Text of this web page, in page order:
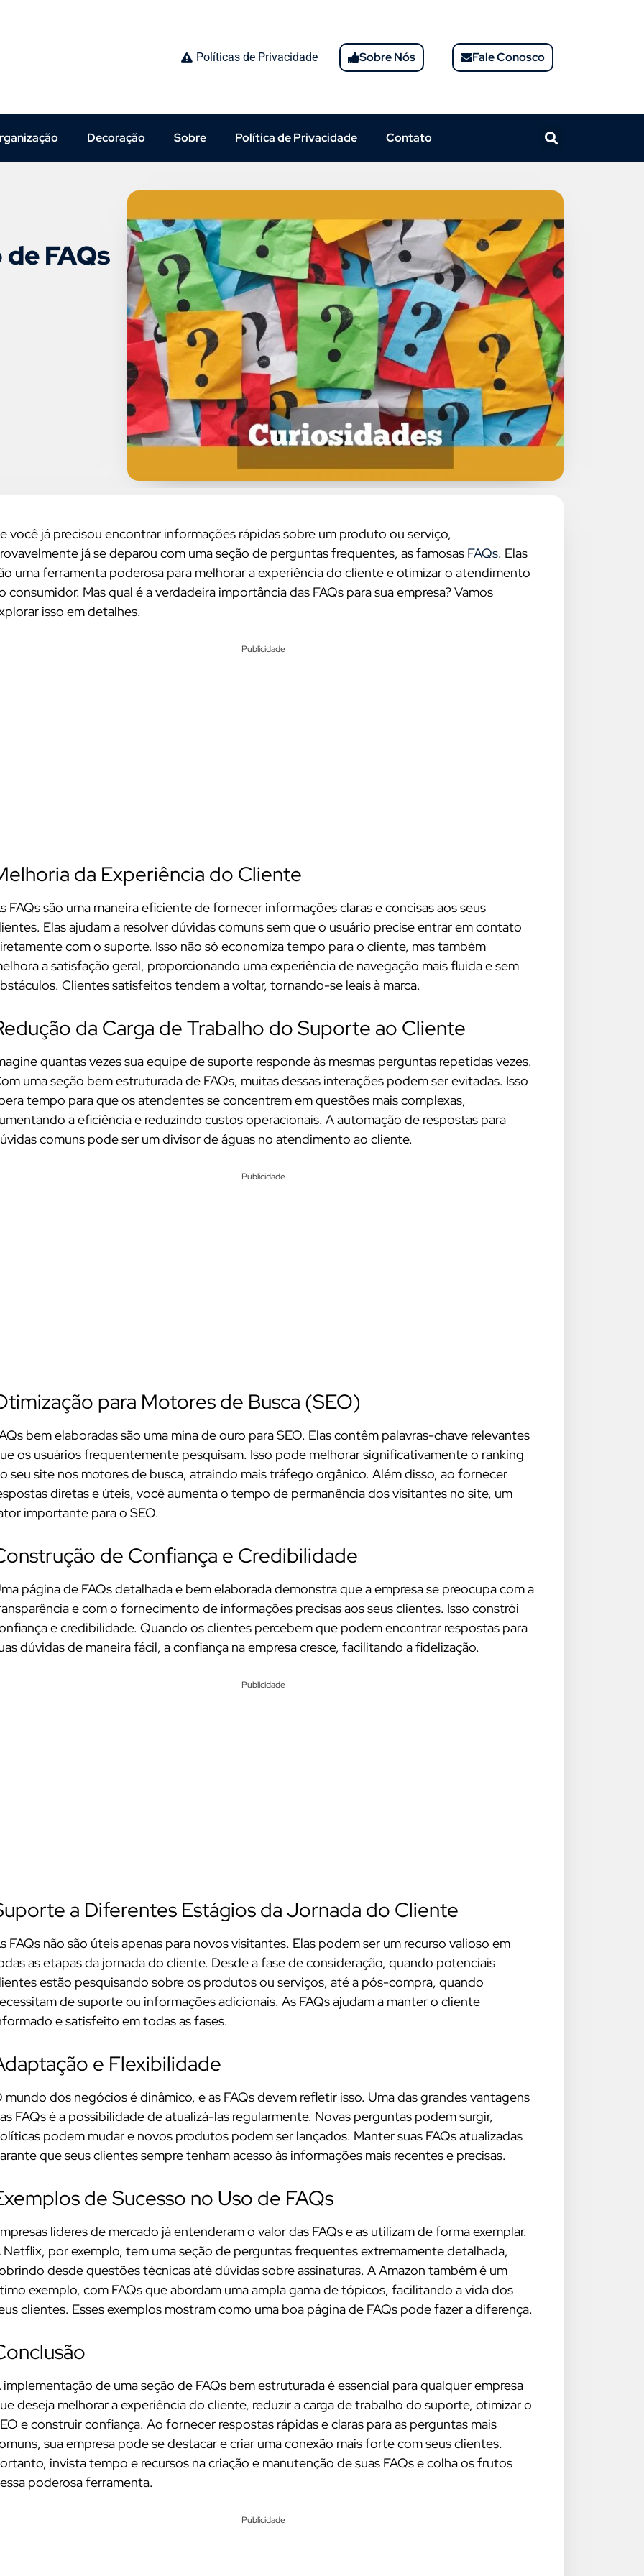
Políticas de Privacidade Sobre Nós Fale Conosco
Decoração Sobre Política de Privacidade Contato
FAQs
você já precisou encontrar informações rápidas sobre um produto ou serviço,
já se deparou com uma seção de perguntas frequentes, as famosas FAQs. Elas
uma ferramenta poderosa para melhorar a experiência do cliente e otimizar o atendimento
consumidor. Mas qual é a verdadeira importância das FAQs para sua empresa? Vamos
isso em detalhes.
Publicidade
da Experiência do Cliente
FAQs são uma maneira eficiente de fornecer informações claras e concisas aos seus
Elas ajudam a resolver dúvidas comuns sem que o usuário precise entrar em contato
com o suporte. Isso não só economiza tempo para o cliente, mas também
a satisfação geral, proporcionando uma experiência de navegação mais fluida e sem
Clientes satisfeitos tendem a voltar, tornando-se leais à marca.
da Carga de Trabalho do Suporte ao Cliente
quantas vezes sua equipe de suporte responde às mesmas perguntas repetidas vezes.
uma seção bem estruturada de FAQs, muitas dessas interações podem ser evitadas. Isso
tempo para que os atendentes se concentrem em questões mais complexas,
a eficiência e reduzindo custos operacionais. A automação de respostas para
comuns pode ser um divisor de águas no atendimento ao cliente.
Publicidade
para Motores de Busca (SEO)
bem elaboradas são uma mina de ouro para SEO. Elas contêm palavras-chave relevantes
os usuários frequentemente pesquisam. Isso pode melhorar significativamente o ranking
seu site nos motores de busca, atraindo mais tráfego orgânico. Além disso, ao fornecer
diretas e úteis, você aumenta o tempo de permanência dos visitantes no site, um
importante para o SEO.
de Confiança e Credibilidade
página de FAQs detalhada e bem elaborada demonstra que a empresa se preocupa com a
e com o fornecimento de informações precisas aos seus clientes. Isso constrói
e credibilidade. Quando os clientes percebem que podem encontrar respostas para
dúvidas de maneira fácil, a confiança na empresa cresce, facilitando a fidelização.
Publicidade
a Diferentes Estágios da Jornada do Cliente
FAQs não são úteis apenas para novos visitantes. Elas podem ser um recurso valioso em
as etapas da jornada do cliente. Desde a fase de consideração, quando potenciais
estão pesquisando sobre os produtos ou serviços, até a pós-compra, quando
de suporte ou informações adicionais. As FAQs ajudam a manter o cliente
e satisfeito em todas as fases.
e Flexibilidade
mundo dos negócios é dinâmico, e as FAQs devem refletir isso. Uma das grandes vantagens
FAQs é a possibilidade de atualizá-las regularmente. Novas perguntas podem surgir,
podem mudar e novos produtos podem ser lançados. Manter suas FAQs atualizadas
que seus clientes sempre tenham acesso às informações mais recentes e precisas.
de Sucesso no Uso de FAQs
líderes de mercado já entenderam o valor das FAQs e as utilizam de forma exemplar.
Netflix, por exemplo, tem uma seção de perguntas frequentes extremamente detalhada,
desde questões técnicas até dúvidas sobre assinaturas. A Amazon também é um
exemplo, com FAQs que abordam uma ampla gama de tópicos, facilitando a vida dos
clientes. Esses exemplos mostram como uma boa página de FAQs pode fazer a diferença.
implementação de uma seção de FAQs bem estruturada é essencial para qualquer empresa
deseja melhorar a experiência do cliente, reduzir a carga de trabalho do suporte, otimizar o
e construir confiança. Ao fornecer respostas rápidas e claras para as perguntas mais
sua empresa pode se destacar e criar uma conexão mais forte com seus clientes.
invista tempo e recursos na criação e manutenção de suas FAQs e colha os frutos
poderosa ferramenta.
Publicidade